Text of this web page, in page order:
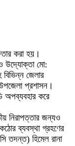
করা হয়।
উদ্যোক্তা মো:
জেলার
প্রশাসন।
অপব্যবহার করে
নিরাপত্তার জন্যও
ব্যবস্থা গ্রহণের
তদন্ত) হিমেল রানা